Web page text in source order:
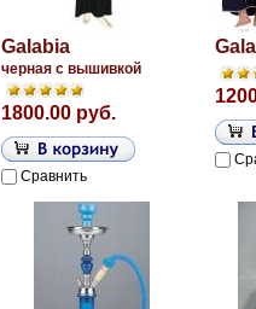
Galabia
черная с вышивкой
1800.00 руб.
Сравнить